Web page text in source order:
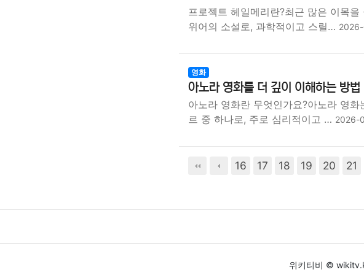
프로젝트 헤일메리란?최근 많은 이목
위어의 소설로, 과학적이고 스릴…
영화
아노라 영화를 더 깊이 이해하는 방법
아노라 영화란 무엇인가요?아노라 영
르 중 하나로, 주로 심리적이고 … 2026-
16 17 18 19 20 21
다음 맨끝
위키티비 ©